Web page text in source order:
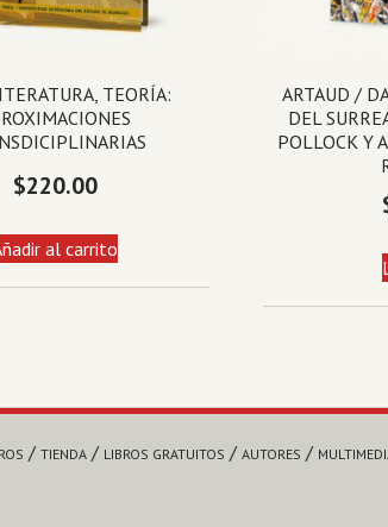
TEORÍA:
$220.00
al carrito
ARTAUD /
DEL
POLLOCK Y
TIENDA LIBROS GRATUITOS AUTORES